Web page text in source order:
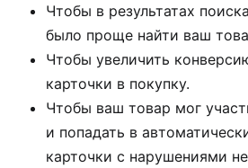
Чтобы в результатах
было проще найти ваш
Чтобы увеличить
карточки в покупку.
Чтобы ваш товар мог
и попадать в
карточки с нарушениями